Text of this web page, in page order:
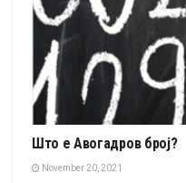
Што е Авогадров број?
November 20, 2021